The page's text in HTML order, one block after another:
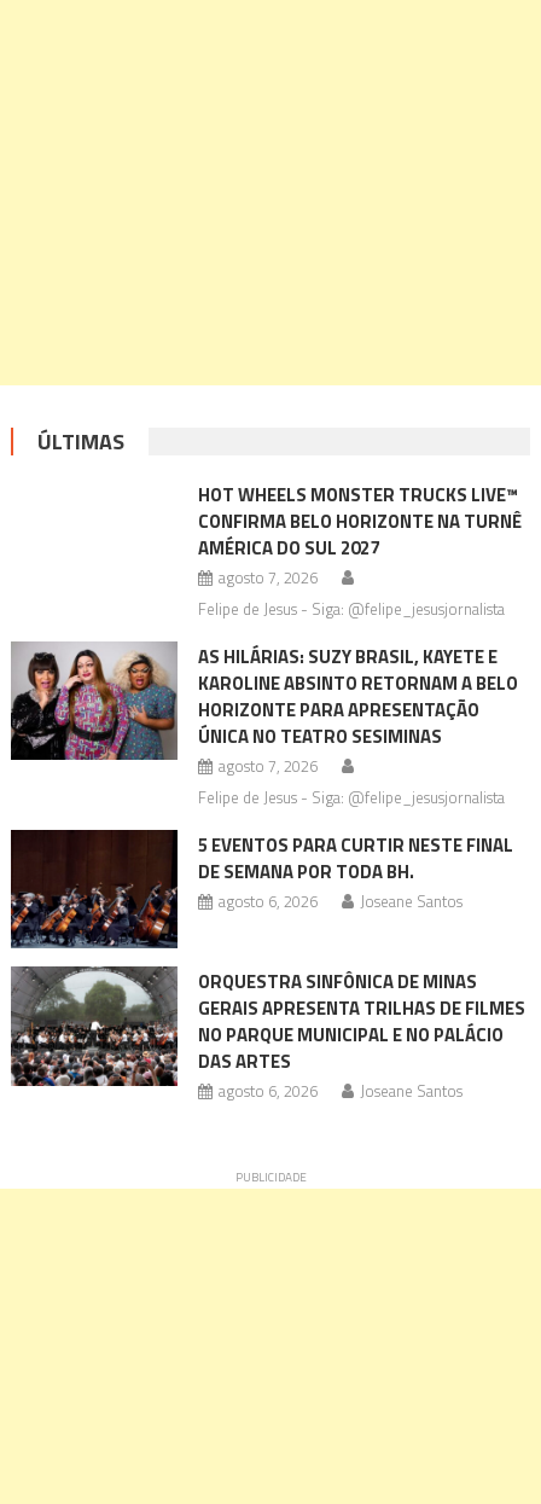
ÚLTIMAS
HOT WHEELS MONSTER TRUCKS LIVE™
CONFIRMA BELO HORIZONTE NA TURNÊ
AMÉRICA DO SUL 2027
agosto 7, 2026
Felipe de Jesus - Siga: @felipe_jesusjornalista
AS HILÁRIAS: SUZY BRASIL, KAYETE E
KAROLINE ABSINTO RETORNAM A BELO
HORIZONTE PARA APRESENTAÇÃO
ÚNICA NO TEATRO SESIMINAS
agosto 7, 2026
Felipe de Jesus - Siga: @felipe_jesusjornalista
5 EVENTOS PARA CURTIR NESTE FINAL
DE SEMANA POR TODA BH.
agosto 6, 2026 Joseane Santos
ORQUESTRA SINFÔNICA DE MINAS
GERAIS APRESENTA TRILHAS DE FILMES
NO PARQUE MUNICIPAL E NO PALÁCIO
DAS ARTES
agosto 6, 2026 Joseane Santos